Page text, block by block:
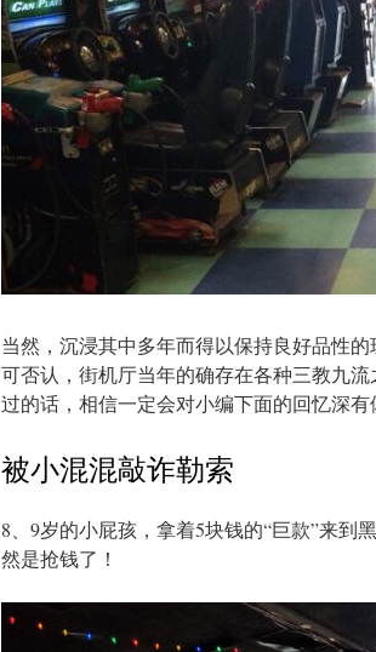
当然，沉浸其中多年而得以保持良好品性
可否认，街机厅当年的确存在各种三教九
过的话，相信一定会对小编下面的回忆深有
被小混混敲诈勒索
8、9岁的小屁孩，拿着5块钱的“巨款”来到
然是抢钱了！